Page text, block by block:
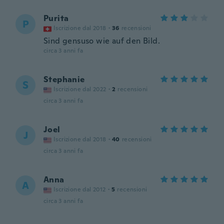
P Purita
Iscrizione dal 2018 · 36 recensioni
Sind gensuso wie auf den Bild.
circa 3 anni fa
S Stephanie
Iscrizione dal 2022 · 2 recensioni
circa 3 anni fa
J Joel
Iscrizione dal 2018 · 40 recensioni
circa 3 anni fa
A Anna
Iscrizione dal 2012 · 5 recensioni
circa 3 anni fa